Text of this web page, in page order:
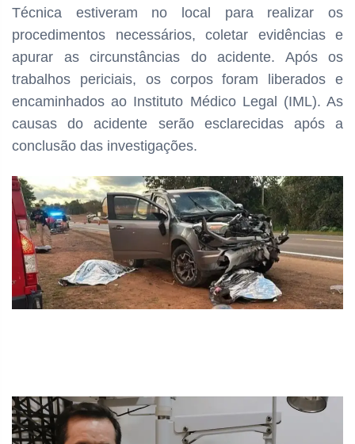
Técnica estiveram no local para realizar os
procedimentos necessários, coletar evidências e
apurar as circunstâncias do acidente. Após os
trabalhos periciais, os corpos foram liberados e
encaminhados ao Instituto Médico Legal (IML). As
causas do acidente serão esclarecidas após a
conclusão das investigações.